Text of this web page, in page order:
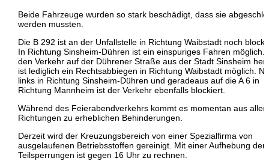
Beide Fahrzeuge wurden so stark beschädigt, dass sie
werden mussten.
Die B 292 ist an der Unfallstelle in Richtung Waibstadt noch
In Richtung Sinsheim-Dühren ist ein einspuriges Fahren möglich.
den Verkehr auf der Dührener Straße aus der Stadt Sinsheim
ist lediglich ein Rechtsabbiegen in Richtung Waibstadt möglich.
links in Richtung Sinsheim-Dühren und geradeaus auf die A 6 in
Richtung Mannheim ist der Verkehr ebenfalls blockiert.
Während des Feierabendverkehrs kommt es momentan aus allen
Richtungen zu erheblichen Behinderungen.
Derzeit wird der Kreuzungsbereich von einer Spezialfirma von
ausgelaufenen Betriebsstoffen gereinigt. Mit einer Aufhebung der
Teilsperrungen ist gegen 16 Uhr zu rechnen.